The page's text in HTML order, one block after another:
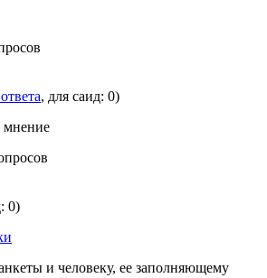
, для саид: 0)
мнение
0)
и человеку, ее заполняющему